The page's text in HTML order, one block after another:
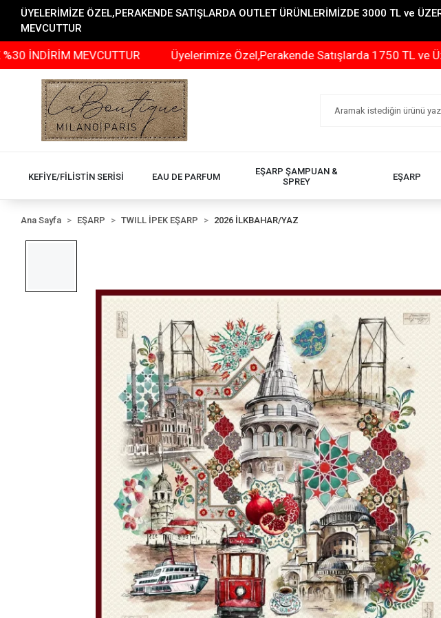
ÜYELERİMİZE ÖZEL,PERAKENDE SATIŞLARDA OUTLET ÜRÜNLERİMİZDE 3000 TL ve
MEVCUTTUR
MEVCUTTUR Üyelerimize Özel,Perakende Satışlarda 1750 TL ve Üzeri
KEFİYE/FİLİSTİN SERİSİ EAU DE PARFUM
EŞARP ŞAMPUAN &
SPREY
EŞARP
Ana Sayfa EŞARP TWILL İPEK EŞARP 2026 İLKBAHAR/YAZ